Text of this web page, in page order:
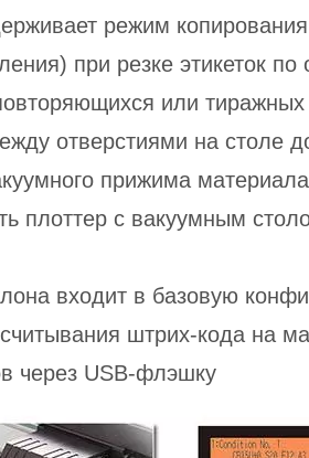
режим
при резке этикеток
или тиражных
отверстиями на столе
прижима
плоттер с вакуумным
входит в базовую
штрих-кода на
через USB-флэшку